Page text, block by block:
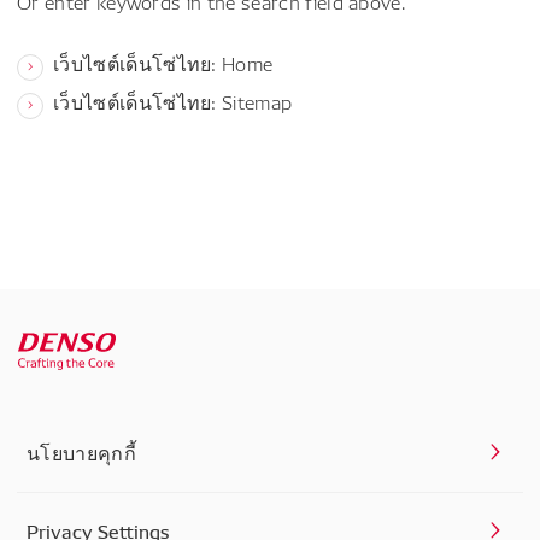
เว็บไซต์เด็นโซ่ไทย: Home
เว็บไซต์เด็นโซ่ไทย: Sitemap
นโยบายคุกกี้
Privacy Settings